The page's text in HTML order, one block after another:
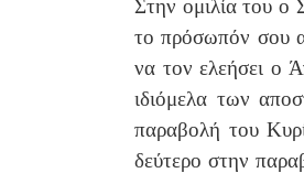
Στην ομιλία του ο
το πρόσωπόν σου
να τον ελεήσει ο
ιδιόμελα των
παραβολή του
δεύτερο στην